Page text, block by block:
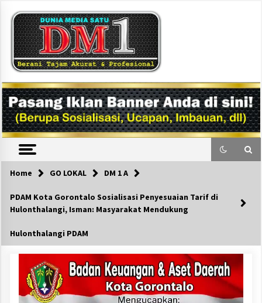
content
DM1
Home GO LOKAL DM 1 A
PDAM Kota Gorontalo Sosialisasi Penyesuaian Tarif di
Hulonthalangi, Isman: Masyarakat Mendukung
Hulonthalangi PDAM